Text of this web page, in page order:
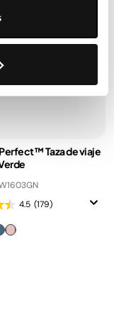
Taza de viaje
4.5 (179)